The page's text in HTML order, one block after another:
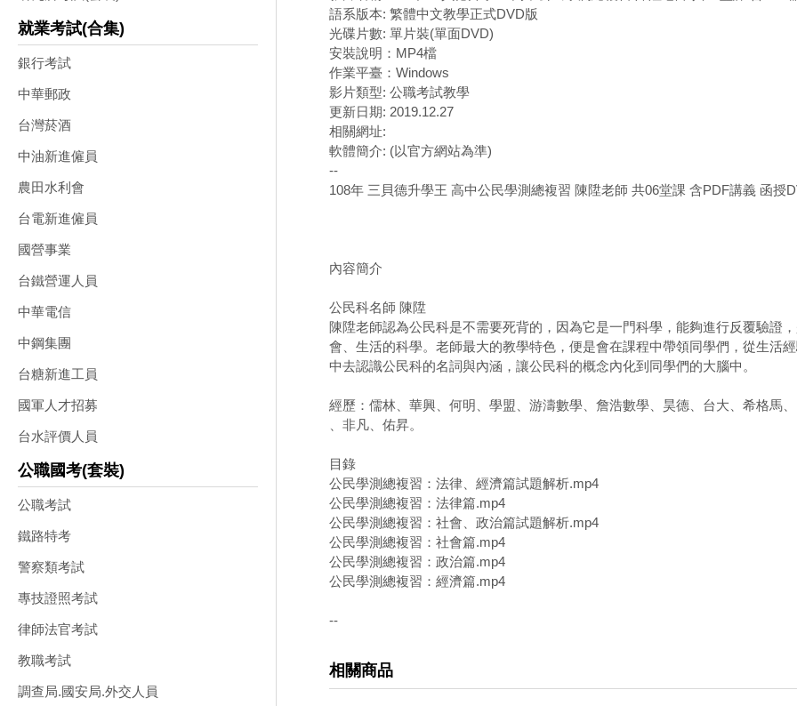
就業考試(合集)
銀行考試
中華郵政
台灣菸酒
中油新進僱員
農田水利會
台電新進僱員
國營事業
台鐵營運人員
中華電信
中鋼集團
台糖新進工員
國軍人才招募
台水評價人員
公職國考(套裝)
公職考試
鐵路特考
警察類考試
專技證照考試
律師法官考試
教職考試
調查局.國安局.外交人員
語系版本: 繁體中文教學正式DVD版
光碟片數: 單片裝(單面DVD)
安裝說明：MP4檔
作業平臺：Windows
影片類型: 公職考試教學
更新日期: 2019.12.27
相關網址:
軟體簡介: (以官方網站為準)
--
108年 三貝德升學王 高中公民學測總複習 陳陞老師 共06堂課 含PDF講義 函授
內容簡介
公民科名師 陳陞
陳陞老師認為公民科是不需要死背的，因為它是一門科學，能夠進行反覆驗證
會、生活的科學。老師最大的教學特色，便是會在課程中帶領同學們，從生活
中去認識公民科的名詞與內涵，讓公民科的概念內化到同學們的大腦中。
經歷：儒林、華興、何明、學盟、游濤數學、詹浩數學、昊德、台大、希格馬
、非凡、佑昇。
目錄
公民學測總複習：法律、經濟篇試題解析.mp4
公民學測總複習：法律篇.mp4
公民學測總複習：社會、政治篇試題解析.mp4
公民學測總複習：社會篇.mp4
公民學測總複習：政治篇.mp4
公民學測總複習：經濟篇.mp4
--
相關商品